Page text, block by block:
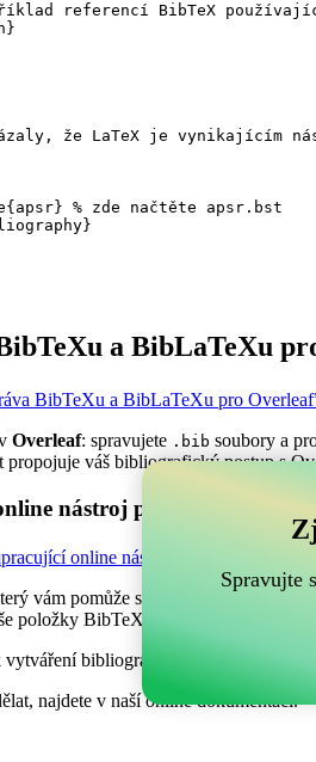
příklad referencí BibTeX
že LaTeX je vynikajícím
{apsr} % zde načtěte apsr.bst
a BibLaTeXu
BibTeXu a BibLaTeXu pro
Overleaf: spravujete .bib soubory a
propojuje váš bibliografický postup s
nástroj pro správu
online nástroj pro správu
vám pomůže spravovat vaše
položky BibTeX aktuální ve vašem
bibliografií a citací v různých
najdete v naší online dokumentaci.
Spravujte